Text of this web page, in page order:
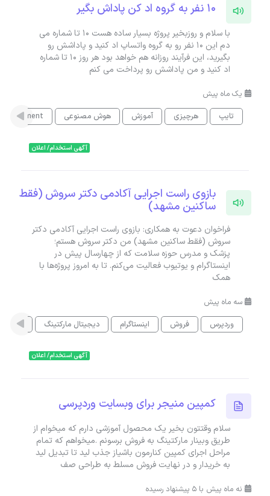
10 نفر به گروه اد کن پاداش بگیر
با سلام و روزبخیر پروژه بسیار ساده هست 10 تا شماره می
دم این 10 نفر رو به گروه واتساپ اد کنید و پاداشش رو
بگیرید، این فرآیند روزانه هم خواهد بود هر روز 10 تا شماره
اد کنید و من پاداشش رو پرداخت می کنم
یک ماه پیش
تایپ
هرچیزی آموزش هوش مصنوعی
آگهی استخدام/ اعلان
بازوی راست اجرایی آکادمی دکتر سروش (فقط
ساکنین مشهد)
فراخوان دعوت به همکاری: بازوی راست اجرایی آکادمی دکتر
سروش (فقط ساکنین مشهد) من دکتر سروش هستم؛
پزشک و مدرس حوزه‌ سلامت که از چهارسال پیش در
اینستاگرام و یوتیوب فعالیت می‌کنم. تا به امروز پروژه‌ها با
همک
سه ماه پیش
وردپرس
فروش اینستاگرام دیجیتال مارکتینگ
آگهی استخدام/ اعلان
کمپین منیجر برای وبسایت وردپرسی
سلام وقتتون بخیر یک محصول آموزشی دارم که میخوام از
طریق وبینار مارکتینگ به فروش برسونم .میخواهم که تمام
مراحل اجرای کمپین کنارمون باشیاز جذب لید تا تبدیل لید
به خریدار و در نهایت فروش مسلط به طراحی صف
نه ماه پیش با 5 پیشنهاد رسیده